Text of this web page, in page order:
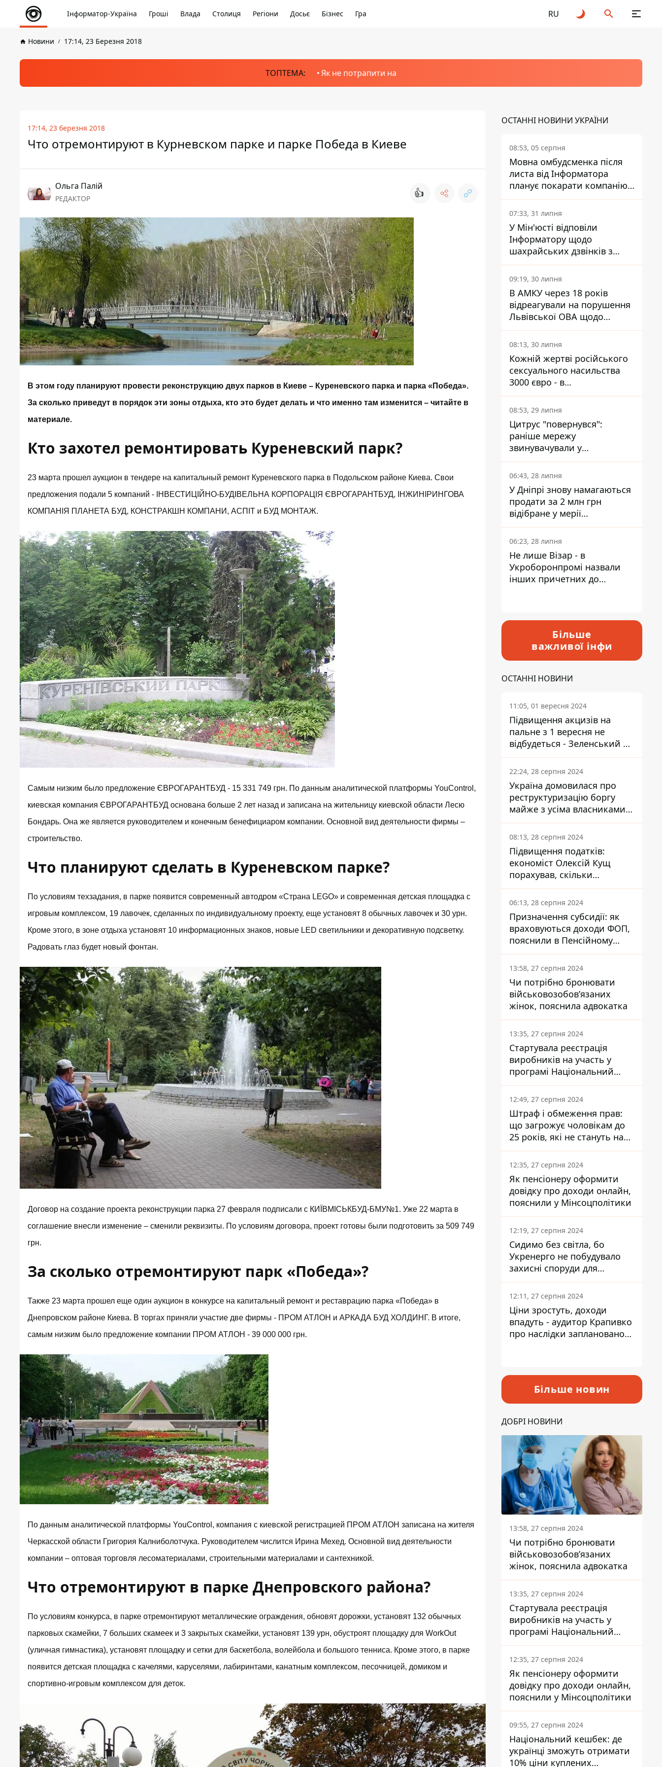
Інформатор-Україна Гроші Влада Столиця Регіони Досьє Бізнес Гра RU
Новини 17:14, 23 Березня 2018
ТОПТЕМА: Як не потрапити на
17:14, 23 березня 2018
Что отремонтируют в Курневском парке и парке Победа в Киеве
Ольга Палій
РЕДАКТОР 👍
В этом году планируют провести реконструкцию двух парков в Киеве – Куреневского парка и парка «Победа».
За сколько приведут в порядок эти зоны отдыха, кто это будет делать и что именно там изменится – читайте в
материале.
Кто захотел ремонтировать Куреневский парк?
23 марта прошел аукцион в тендере на капитальный ремонт Куреневского парка в Подольском районе Киева. Свои
предложения подали 5 компаний - ІНВЕСТИЦІЙНО-БУДІВЕЛЬНА КОРПОРАЦІЯ ЄВРОГАРАНТБУД, ІНЖИНІРИНГОВА
КОМПАНІЯ ПЛАНЕТА БУД, КОНСТРАКШН КОМПАНИ, АСПІТ и БУД МОНТАЖ.
Самым низким было предложение ЄВРОГАРАНТБУД - 15 331 749 грн. По данным аналитической платформы YouControl,
киевская компания ЄВРОГАРАНТБУД основана больше 2 лет назад и записана на жительницу киевской области Лесю
Бондарь. Она же является руководителем и конечным бенефициаром компании. Основной вид деятельности фирмы –
строительство.
Что планируют сделать в Куреневском парке?
По условиям техзадания, в парке появится современный автодром «Страна LEGO» и современная детская площадка с
игровым комплексом, 19 лавочек, сделанных по индивидуальному проекту, еще установят 8 обычных лавочек и 30 урн.
Кроме этого, в зоне отдыха установят 10 информационных знаков, новые LED светильники и декоративную подсветку.
Радовать глаз будет новый фонтан.
Договор на создание проекта реконструкции парка 27 февраля подписали с КИЇВМІСЬКБУД-БМУ№1. Уже 22 марта в
соглашение внесли изменение – сменили реквизиты. По условиям договора, проект готовы были подготовить за 509 749
грн.
За сколько отремонтируют парк «Победа»?
Также 23 марта прошел еще один аукцион в конкурсе на капитальный ремонт и реставрацию парка «Победа» в
Днепровском районе Киева. В торгах приняли участие две фирмы - ПРОМ АТЛОН и АРКАДА БУД ХОЛДИНГ. В итоге,
самым низким было предложение компании ПРОМ АТЛОН - 39 000 000 грн.
По данным аналитической платформы YouControl, компания с киевской регистрацией ПРОМ АТЛОН записана на жителя
Черкасской области Григория Калниболотчука. Руководителем числится Ирина Мехед. Основной вид деятельности
компании – оптовая торговля лесоматериалами, строительными материалами и сантехникой.
Что отремонтируют в парке Днепровского района?
По условиям конкурса, в парке отремонтируют металлические ограждения, обновят дорожки, установят 132 обычных
парковых скамейки, 7 больших скамеек и 3 закрытых скамейки, установят 139 урн, обустроят площадку для WorkOut
(уличная гимнастика), установят площадку и сетки для баскетбола, волейбола и большого тенниса. Кроме этого, в парке
появится детская площадка с качелями, каруселями, лабиринтами, канатным комплексом, песочницей, домиком и
спортивно-игровым комплексом для деток.
ОСТАННІ НОВИНИ УКРАЇНИ
08:53, 05 серпня
Мовна омбудсменка після
листа від Інформатора
планує покарати компанію-
підрядника ПриватБанку
07:33, 31 липня
У Мін'юсті відповіли
Інформатору щодо
шахрайських дзвінків з
камери Сумського СІЗО так,
що ніхто нічого не зрозумів
09:19, 30 липня
В АМКУ через 18 років
відреагували на порушення
Львівської ОВА щодо
харчування у закладах
освіти
08:13, 30 липня
Кожній жертві російського
сексуального насильства
3000 євро - в
Мінсоцполітики пояснили
Інформатору, звідки на це
гроші
08:53, 29 липня
Цитрус "повернувся":
раніше мережу
звинувачували у
контрабанді техніки та
ухиленні від сплати
податків
06:43, 28 липня
У Дніпрі знову намагаються
продати за 2 млн грн
відібране у мерії
приміщення Укрпошти
06:23, 28 липня
Не лише Візар - в
Укроборонпромі назвали
інших причетних до
Більше
важливої інфи
ОСТАННІ НОВИНИ
11:05, 01 вересня 2024
Підвищення акцизів на
пальне з 1 вересня не
відбудеться - Зеленський не
підписав закон
22:24, 28 серпня 2024
Україна домовилася про
реструктуризацію боргу
майже з усіма власниками
єврооблігацій: що це
означає для країни
08:13, 28 серпня 2024
Підвищення податків:
економіст Олексій Кущ
порахував, скільки
заплатить кожен українець
06:13, 28 серпня 2024
Призначення субсидії: як
враховуються доходи ФОП,
пояснили в Пенсійному
фонді
13:58, 27 серпня 2024
Чи потрібно бронювати
військовозобов’язаних
жінок, пояснила адвокатка
13:35, 27 серпня 2024
Стартувала реєстрація
виробників на участь у
програмі Національний
кешбек: як це зробити
через портал Дія
12:49, 27 серпня 2024
Штраф і обмеження прав:
що загрожує чоловікам до
25 років, які не стануть на
військовий облік
12:35, 27 серпня 2024
Як пенсіонеру оформити
довідку про доходи онлайн,
пояснили у Мінсоцполітики
12:19, 27 серпня 2024
Сидимо без світла, бо
Укренерго не побудувало
захисні споруди для
енергетики - нардеп
Кучеренко
12:11, 27 серпня 2024
Ціни зростуть, доходи
впадуть - аудитор Крапивко
про наслідки запланованого
Більше новин
ДОБРІ НОВИНИ
13:58, 27 серпня 2024
Чи потрібно бронювати
військовозобов’язаних
жінок, пояснила адвокатка
13:35, 27 серпня 2024
Стартувала реєстрація
виробників на участь у
програмі Національний
кешбек: як це зробити
через портал Дія
12:35, 27 серпня 2024
Як пенсіонеру оформити
довідку про доходи онлайн,
пояснили у Мінсоцполітики
09:55, 27 серпня 2024
Національний кешбек: де
українці зможуть отримати
10% ціни куплених